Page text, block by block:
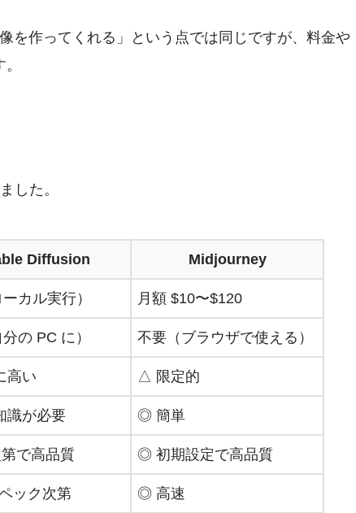
を作ってくれる」という点では同じですが、料金や
した。
Diffusion Midjourney
カル実行） 月額 $10〜$120
の PC に） 不要（ブラウザで使える）
高い △ 限定的
識が必要 ◎ 簡単
で高品質 ◎ 初期設定で高品質
ック次第 ◎ 高速